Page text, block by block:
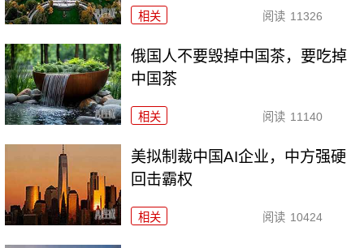
相关 阅读 11326
俄国人不要毁掉中国茶，要吃掉
中国茶
相关 阅读 11140
美拟制裁中国AI企业，中方强硬
回击霸权
相关 阅读 10424